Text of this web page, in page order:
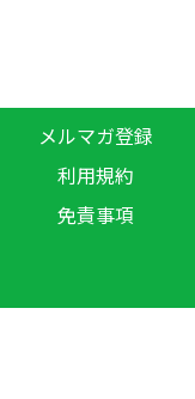
メルマガ登録
利用規約
免責事項